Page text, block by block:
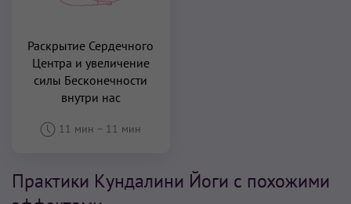
Раскрытие Сердечного
Центра и увеличение
силы Бесконечности
внутри нас
11 мин – 11 мин
Практики Кундалини Йоги с похожими